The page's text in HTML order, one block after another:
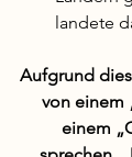
landete
Aufgrund
von einem
einem